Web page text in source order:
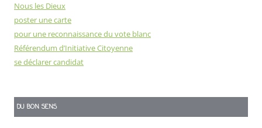
Nous les Dieux
poster une carte
pour une reconnaissance du vote blanc
Référendum d’Initiative Citoyenne
se déclarer candidat
DU BON SENS